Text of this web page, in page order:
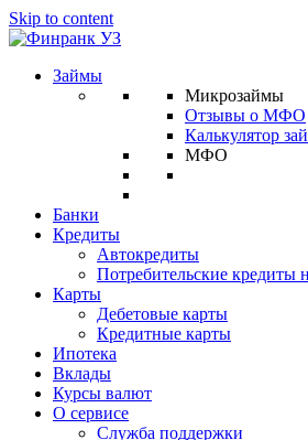
Skip to content
Займы
Микрозаймы
Отзывы о МФО
Калькулятор
МФО
Банки
Кредиты
Автокредиты
Потребительские кредиты
Карты
Дебетовые карты
Кредитные карты
Ипотека
Вклады
Курсы валют
О сервисе
Служба поддержки